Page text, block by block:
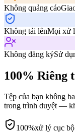
Không quảng cáo
Không tải lênMọi xử
Không đăng kýSử
100% Riêng
Tệp của bạn không
trong trình duyệt —
100%xử lý cục bộ